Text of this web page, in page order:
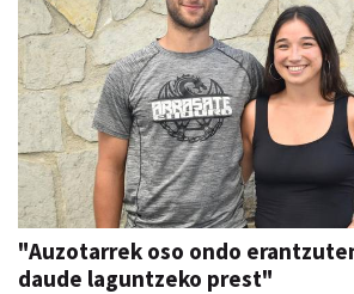
"Auzotarrek oso ondo
daude laguntzeko prest"